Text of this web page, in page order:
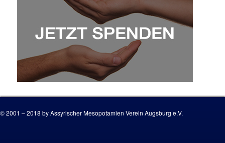
© 2001 – 2018 by Assyrischer Mesopotamien Verein Augsburg e.V.